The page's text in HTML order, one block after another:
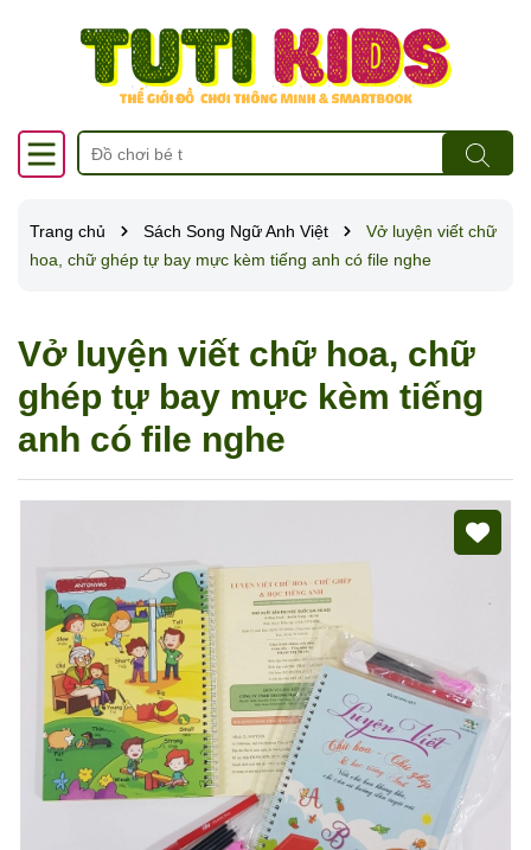
Trang chủ Sách Song Ngữ Anh Việt
Vở luyện viết chữ
hoa, chữ ghép tự bay mực kèm tiếng anh có file nghe
Vở luyện viết chữ hoa, chữ
ghép tự bay mực kèm tiếng
anh có file nghe
Mã giảm giá:
Ngày hết hạn:
Điều kiện: